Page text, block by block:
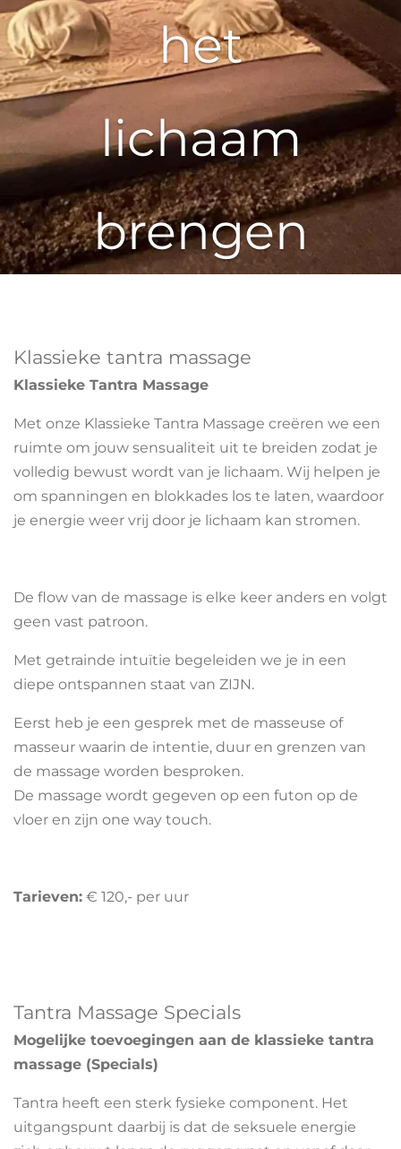
het
lichaam
brengen
Klassieke tantra massage
Klassieke Tantra Massage
Met onze Klassieke Tantra Massage creëren we een
ruimte om jouw sensualiteit uit te breiden zodat je
volledig bewust wordt van je lichaam. Wij helpen je
om spanningen en blokkades los te laten, waardoor
je energie weer vrij door je lichaam kan stromen.
De flow van de massage is elke keer anders en volgt
geen vast patroon.
Met getrainde intuïtie begeleiden we je in een
diepe ontspannen staat van ZIJN.
Eerst heb je een gesprek met de masseuse of
masseur waarin de intentie, duur en grenzen van
de massage worden besproken.
De massage wordt gegeven op een futon op de
vloer en zijn one way touch.
Tarieven: € 120,- per uur
Tantra Massage Specials
Mogelijke toevoegingen aan de klassieke tantra
massage (Specials)
Tantra heeft een sterk fysieke component. Het
uitgangspunt daarbij is dat de seksuele energie